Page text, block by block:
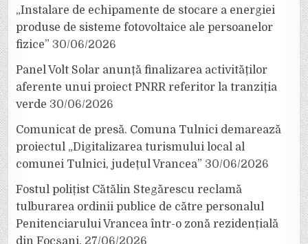
„Instalare de echipamente de stocare a energiei
produse de sisteme fotovoltaice ale persoanelor
fizice” 30/06/2026
Panel Volt Solar anunță finalizarea activităților
aferente unui proiect PNRR referitor la tranziția
verde 30/06/2026
Comunicat de presă. Comuna Tulnici demarează
proiectul „Digitalizarea turismului local al
comunei Tulnici, județul Vrancea” 30/06/2026
Fostul polițist Cătălin Stegărescu reclamă
tulburarea ordinii publice de către personalul
Penitenciarului Vrancea într-o zonă rezidențială
din Focșani. 27/06/2026